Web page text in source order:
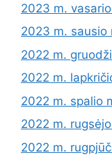
2023 m.
2023 m. sausio
2022 m.
2022 m.
2022 m. spalio
2022 m.
2022 m.